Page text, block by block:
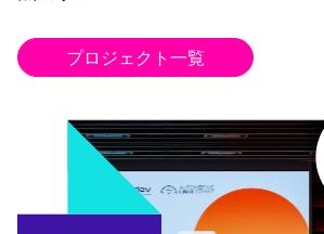
プロジェクト一覧